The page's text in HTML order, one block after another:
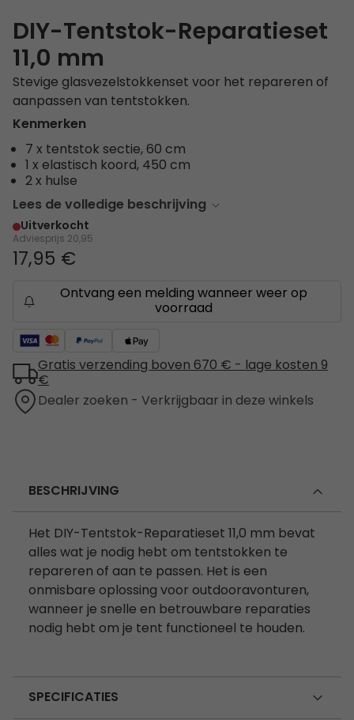
DIY-Tentstok-Reparatieset
11,0 mm
Stevige glasvezelstokkenset voor het repareren of
aanpassen van tentstokken.
Kenmerken
7 x tentstok sectie, 60 cm
1 x elastisch koord, 450 cm
2 x hulse
Lees de volledige beschrijving
Uitverkocht
Adviesprijs 20,95
17,95 €
Ontvang een melding wanneer weer op
voorraad
Gratis verzending boven 670 € - lage kosten 9
€
Dealer zoeken - Verkrijgbaar in deze winkels
BESCHRIJVING
Het DIY-Tentstok-Reparatieset 11,0 mm bevat
alles wat je nodig hebt om tentstokken te
repareren of aan te passen. Het is een
onmisbare oplossing voor outdooravonturen,
wanneer je snelle en betrouwbare reparaties
nodig hebt om je tent functioneel te houden.
SPECIFICATIES